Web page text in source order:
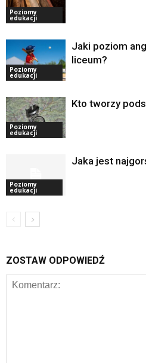
Poziomy
edukacji
Poziomy
edukacji
Jaki poziom
liceum?
Poziomy
edukacji
Kto tworzy
Poziomy
edukacji
Jaka jest
ZOSTAW ODPOWIEDŹ